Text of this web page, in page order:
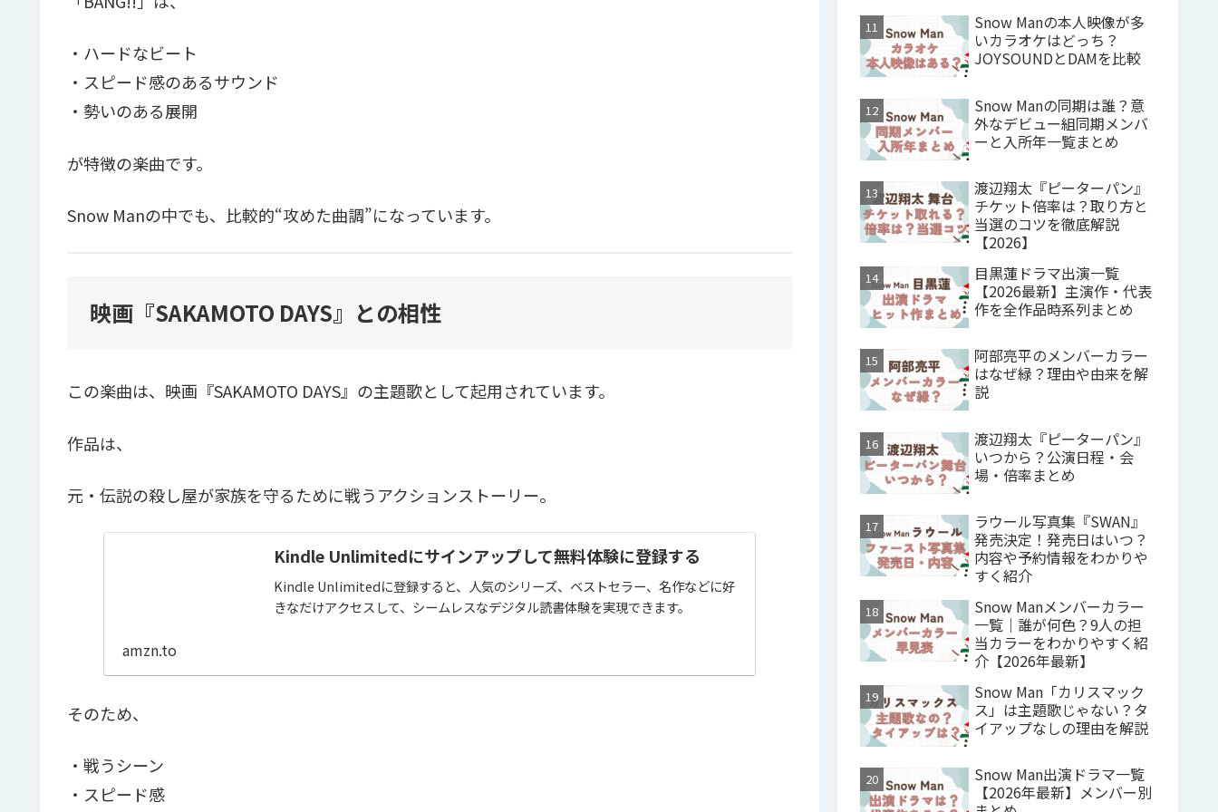
・ハードなビート
・スピード感のあるサウンド
・勢いのある展開
が特徴の楽曲です。
Snow Manの中でも、比較的“攻めた曲調”になっています。
映画『SAKAMOTO DAYS』との相性
この楽曲は、映画『SAKAMOTO DAYS』の主題歌として起用されています。
作品は、
元・伝説の殺し屋が家族を守るために戦うアクションストーリー。
Kindle Unlimitedにサインアップして無料体験に登録する
Kindle Unlimitedに登録すると、人気のシリーズ、ベストセラー、名作などに好
きなだけアクセスして、シームレスなデジタル読書体験を実現できます。
amzn.to
そのため、
・戦うシーン
・スピード感
Snow Manの本人映像が多
いカラオケはどっち？
JOYSOUNDとDAMを比較
Snow Manの同期は誰？意
外なデビュー組同期メンバ
ーと入所年一覧まとめ
渡辺翔太『ピーターパン』
チケット倍率は？取り方と
当選のコツを徹底解説
【2026】
目黒蓮ドラマ出演一覧
【2026最新】主演作・代表
作を全作品時系列まとめ
阿部亮平のメンバーカラー
はなぜ緑？理由や由来を解
説
渡辺翔太『ピーターパン』
いつから？公演日程・会
場・倍率まとめ
ラウール写真集『SWAN』
発売決定！発売日はいつ？
内容や予約情報をわかりや
すく紹介
Snow Manメンバーカラー
一覧｜誰が何色？9人の担
当カラーをわかりやすく紹
介【2026年最新】
Snow Man「カリスマック
ス」は主題歌じゃない？タ
イアップなしの理由を解説
Snow Man出演ドラマ一覧
【2026年最新】メンバー別